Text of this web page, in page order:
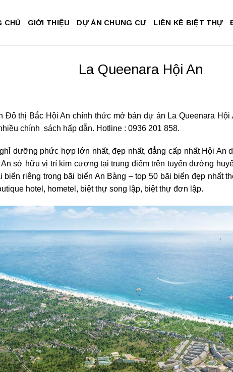
CHỦ GIỚI THIỆU DỰ ÁN CHUNG CƯ LIỀN KỀ BIỆT THỰ
La Queenara Hội An
Đô thị Bắc Hội An chính thức mở bán dự án La Queenara
chính sách hấp dẫn. Hotline : 0936 201 858.
dưỡng phức hợp lớn nhất, đẹp nhất, đẳng cấp nhất Hội An
sở hữu vị trí kim cương tại trung điểm trên tuyến đường
riêng trong bãi biển An Bàng – top 50 bãi biển đẹp nhất
hotel, hometel, biệt thự song lập, biệt thự đơn lập.